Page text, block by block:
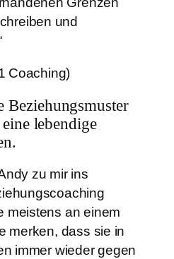
und
Coaching)
Beziehungsmuster
lebendige
zu mir ins
meistens an einem
merken, dass sie in
immer wieder gegen